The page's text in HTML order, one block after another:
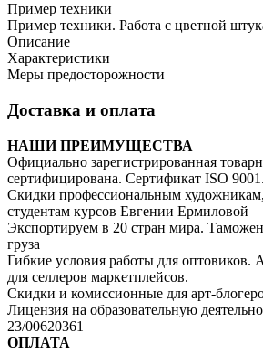
Пример техники
Пример техники. Работа с цветной
Описание
Характеристики
Меры предосторожности
Доставка и оплата
НАШИ ПРЕИМУЩЕСТВА
Официально зарегистрированная
сертифицирована. Сертификат ISO 9001.
Скидки профессиональным
студентам курсов Евгении Ермиловой
Экспортируем в 20 стран мира.
груза
Гибкие условия работы для
для селлеров маркетплейсов.
Скидки и комиссионные для арт-
Лицензия на образовательную
23/00620361
ОПЛАТА